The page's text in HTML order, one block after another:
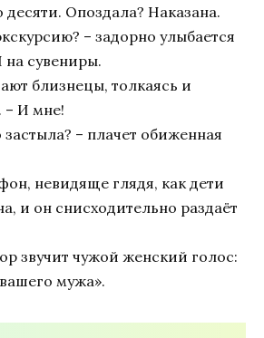
Опоздала? Наказана.
– задорно улыбается
сувениры.
близнецы, толкаясь и
– И мне!
– плачет обиженная
невидяще глядя, как дети
и он снисходительно раздаёт
звучит чужой женский голос:
мужа».